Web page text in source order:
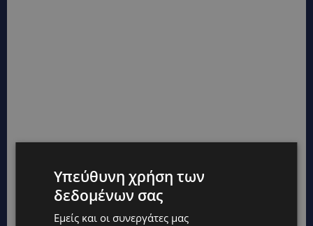
Υπεύθυνη χρήση των
δεδομένων σας
Εμείς και οι συνεργάτες μας